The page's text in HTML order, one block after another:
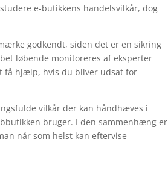
e-butikkens handelsvilkår, dog
godkendt, siden det er en sikring
løbende monitoreres af eksperter
få hjælp, hvis du bliver udsat for
vilkår der kan håndhæves i
bruger. I den sammenhæng er
når som helst kan eftervise